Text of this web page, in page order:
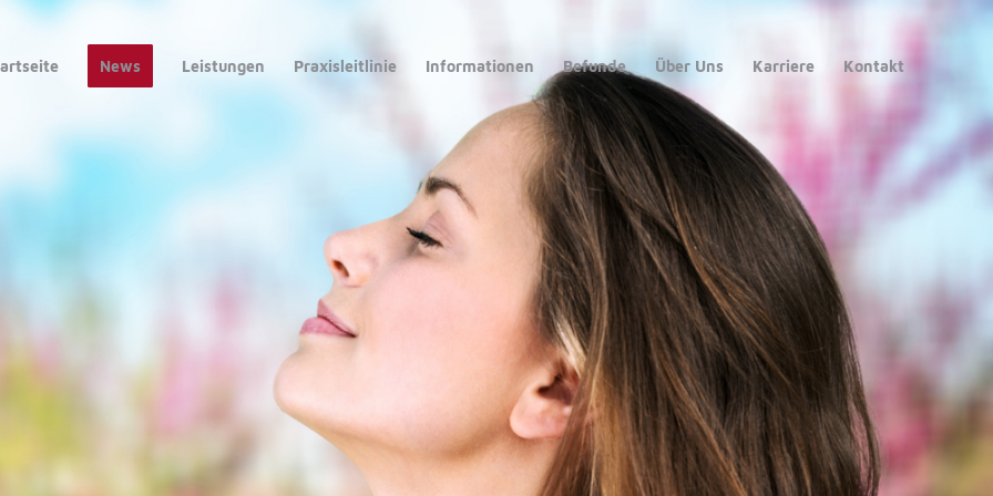
News Leistungen Praxisleitlinie Informationen Befunde Über Uns Karriere Kontakt